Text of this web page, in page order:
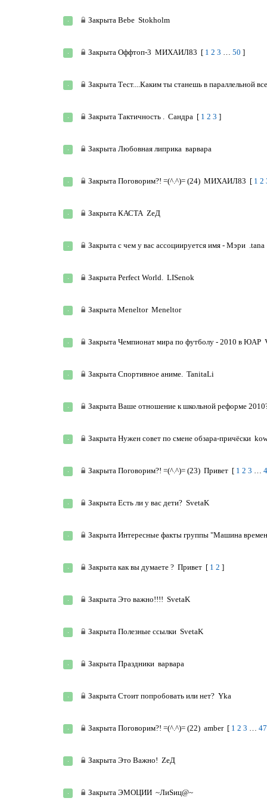
Закрыта Bebe Stokholm
Закрыта Оффтоп-3 МИХАИЛ83 [ 1 2 3 … 50 ]
Закрыта Тест....Каким ты станешь в параллельной
Закрыта Тактичность . Сандра [ 1 2 3 ]
Закрыта Любовная липрика варвара
Закрыта Поговорим?! =(^.^)= (24) МИХАИЛ83 [ 1 2
Закрыта КАСТА ZeД
Закрыта с чем у вас ассоциируется имя - Мэри .tana
Закрыта Perfect World. LISenok
Закрыта Meneltor Meneltоr
Закрыта Чемпионат мира по футболу - 2010 в ЮАР
Закрыта Спортивное аниме. TanitaLi
Закрыта Ваше отношение к школьной реформе
Закрыта Нужен совет по смене обзара-причёски
Закрыта Поговорим?! =(^.^)= (23) Привет [ 1 2 3 …
Закрыта Есть ли у вас дети? SvetaK
Закрыта Интересные факты группы "Машина
Закрыта как вы думаете ? Привет [ 1 2 ]
Закрыта Это важно!!!! SvetaK
Закрыта Полезные ссылки SvetaK
Закрыта Праздники варвара
Закрыта Стоит попробовать или нет? Yka
Закрыта Поговорим?! =(^.^)= (22) amber [ 1 2 3 … 47
Закрыта Это Важно! ZeД
Закрыта ЭМОЦИИ ~ЛиSиц@~